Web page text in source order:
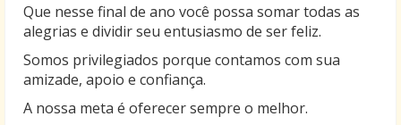
Que nesse final de ano você possa somar todas as
alegrias e dividir seu entusiasmo de ser feliz.
Somos privilegiados porque contamos com sua
amizade, apoio e confiança.
A nossa meta é oferecer sempre o melhor.